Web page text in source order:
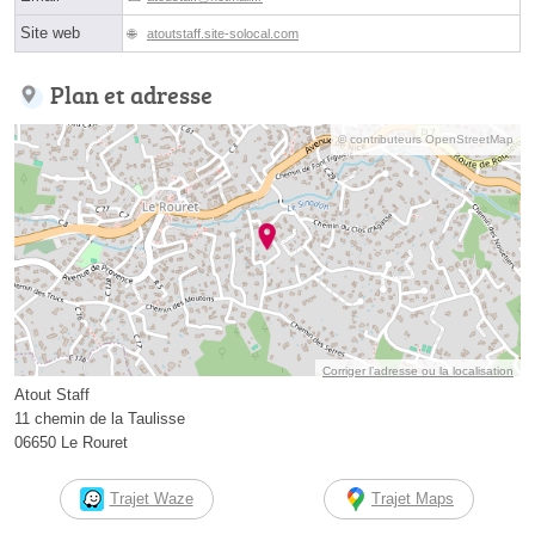
Site web atoutstaff.site-solocal.com
Plan et adresse
© contributeurs OpenStreetMap
Corriger l’adresse ou la localisation
Atout Staff
11 chemin de la Taulisse
06650 Le Rouret
Trajet Waze Trajet Maps